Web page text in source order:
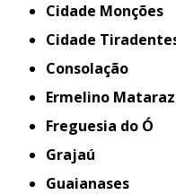
Cidade Monções
Cidade
Consolação
Ermelino
Freguesia do Ó
Grajaú
Guaianases